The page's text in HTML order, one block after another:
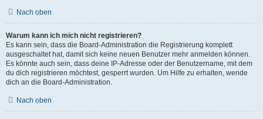
Nach oben
Warum kann ich mich nicht registrieren?
Es kann sein, dass die Board-Administration die Registrierung komplett
ausgeschaltet hat, damit sich keine neuen Benutzer mehr anmelden können.
Es könnte auch sein, dass deine IP-Adresse oder der Benutzername, mit dem
du dich registrieren möchtest, gesperrt wurden. Um Hilfe zu erhalten, wende
dich an die Board-Administration.
Nach oben